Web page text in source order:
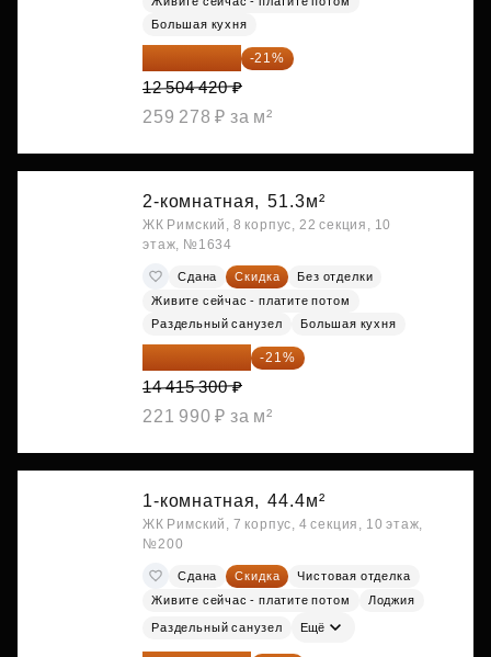
Большая кухня
-21%
12 504 420 ₽
259 278 ₽ за м²
2-комнатная, 51.3м²
ЖК Римский, 8 корпус, 22 секция, 10
этаж, №1634
Сдана Скидка
Без отделки
Живите сейчас - платите потом
Раздельный санузел
Большая кухня
11 388 087 ₽ -21%
14 415 300 ₽
221 990 ₽ за м²
1-комнатная, 44.4м²
ЖК Римский, 7 корпус, 4 секция, 10 этаж,
№200
Сдана Скидка
Чистовая отделка
Живите сейчас - платите потом
Лоджия
Раздельный санузел Ещё